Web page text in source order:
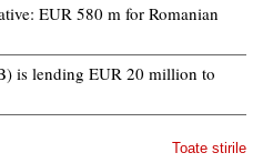
EUR 580 m for Romanian
is lending EUR 20 million to
Toate stirile